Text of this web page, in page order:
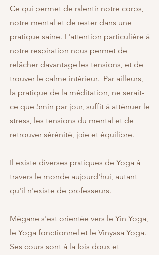
Ce qui permet de ralentir notre corps,
notre mental et de rester dans une
pratique saine. L'attention particulière à
notre respiration nous permet de
relâcher davantage les tensions, et de
trouver le calme intérieur. Par ailleurs,
la pratique de la méditation, ne serait-
ce que 5min par jour, suffit à atténuer le
stress, les tensions du mental et de
retrouver sérénité, joie et équilibre.
Il existe diverses pratiques de Yoga à
travers le monde aujourd'hui, autant
qu'il n'existe de professeurs.
Mégane s'est orientée vers le Yin Yoga,
le Yoga fonctionnel et le Vinyasa Yoga.
Ses cours sont à la fois doux et